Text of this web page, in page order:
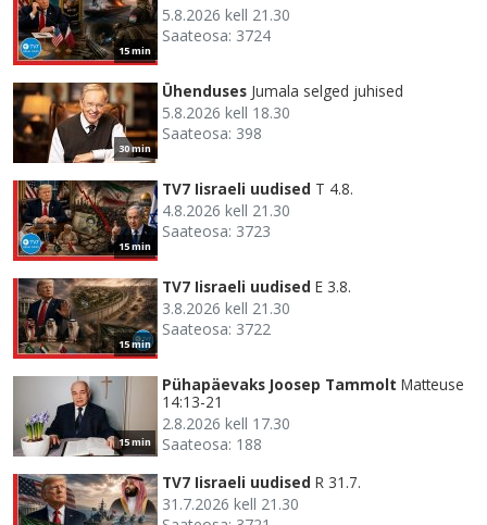
15 min
5.8.2026 kell 21.30
Saateosa: 3724
30 min
Ühenduses Jumala selged juhised
5.8.2026 kell 18.30
Saateosa: 398
15 min
TV7 Iisraeli uudised T 4.8.
4.8.2026 kell 21.30
Saateosa: 3723
15 min
TV7 Iisraeli uudised E 3.8.
3.8.2026 kell 21.30
Saateosa: 3722
15 min
Pühapäevaks Joosep Tammolt Matteuse
14:13-21
2.8.2026 kell 17.30
Saateosa: 188
TV7 Iisraeli uudised R 31.7.
31.7.2026 kell 21.30